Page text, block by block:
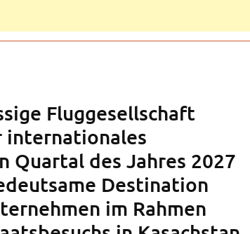
Fluggesellschaft
internationales
Quartal des Jahres 2027
Destination
im Rahmen